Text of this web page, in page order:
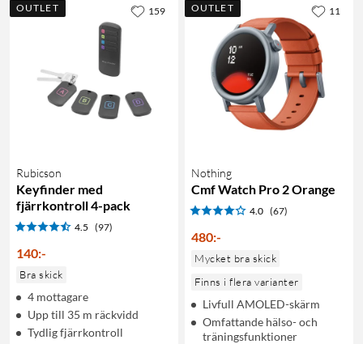
OUTLET
Rubicson
Keyfinder med
fjärrkontroll 4-pack
4.5 (97)
140:-
Bra skick
4 mottagare
Upp till 35 m räckvidd
Tydlig fjärrkontroll
159 OUTLET
Nothing
Cmf Watch Pro 2 Orange
4.0 (67)
480:-
Mycket bra skick
Finns i flera varianter
Livfull AMOLED-skärm
Omfattande hälso- och
träningsfunktioner
11